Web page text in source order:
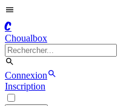
C
Choualbox
Connexion
Inscription